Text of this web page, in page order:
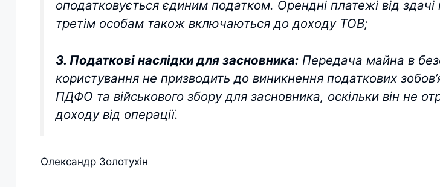
оподатковується єдиним податком. Орендні платежі від
третім особам також включаються до доходу ТОВ;
3. Податкові наслідки для засновника: Передача майна в
користування не призводить до виникнення податкових
ПДФО та військового збору для засновника, оскільки він не
доходу від операції.
Олександр Золотухін